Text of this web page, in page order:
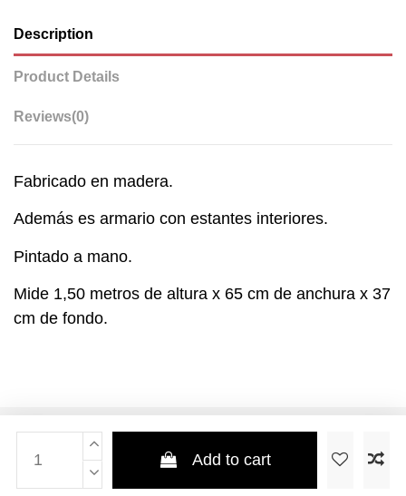
Add to cart
Description
Product Details
Reviews(0)
Fabricado en madera.
Además es armario con estantes interiores.
Pintado a mano.
Mide 1,50 metros de altura x 65 cm de anchura x 37
cm de fondo.